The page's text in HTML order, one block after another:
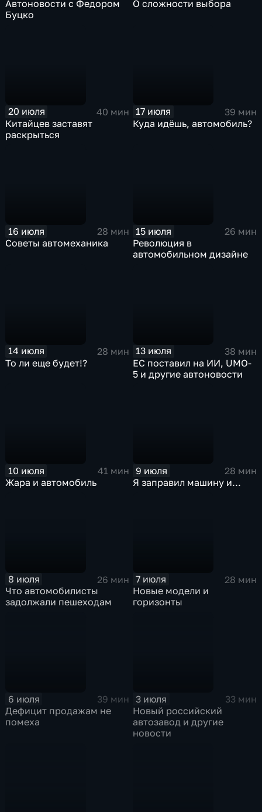
Автоновости с Федором
Буцко
О сложности выбора
20 июля
40 мин
Китайцев заставят
раскрыться
17 июля
39 мин
Куда идёшь, автомобиль?
16 июля
28 мин
Советы автомеханика
15 июля
26 мин
Революция в
автомобильном дизайне
14 июля
28 мин
То ли еще будет!?
13 июля
38 мин
ЕС поставил на ИИ, UMO-
5 и другие автоновости
10 июля
41 мин
Жара и автомобиль
9 июля
28 мин
Я заправил машину и...
8 июля
26 мин
Что автомобилисты
задолжали пешеходам
7 июля
28 мин
Новые модели и
горизонты
6 июля
39 мин
Дефицит продажам не
помеха
3 июля
33 мин
Новый российский
автозавод и другие
новости